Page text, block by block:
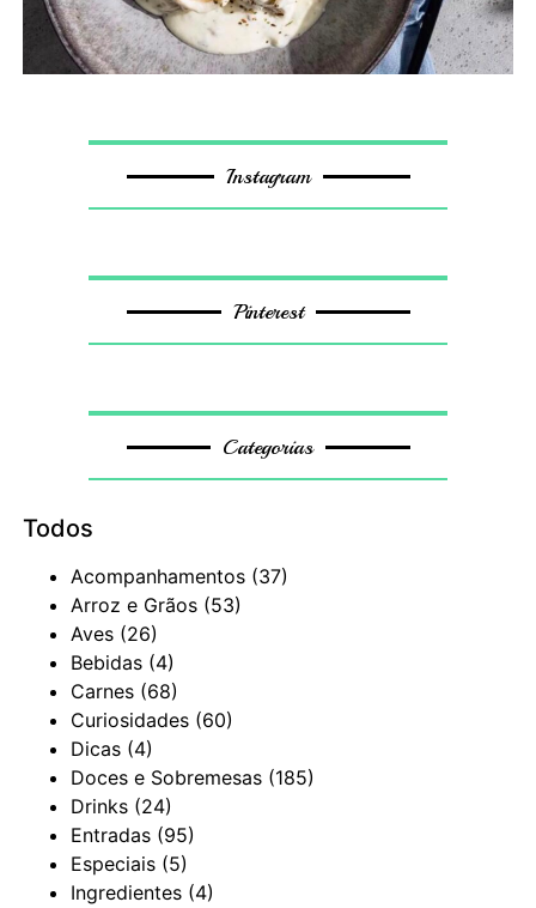
Instagram
Pinterest
Categorias
Todos
Acompanhamentos (37)
Arroz e Grãos (53)
Aves (26)
Bebidas (4)
Carnes (68)
Curiosidades (60)
Dicas (4)
Doces e Sobremesas (185)
Drinks (24)
Entradas (95)
Especiais (5)
Ingredientes (4)